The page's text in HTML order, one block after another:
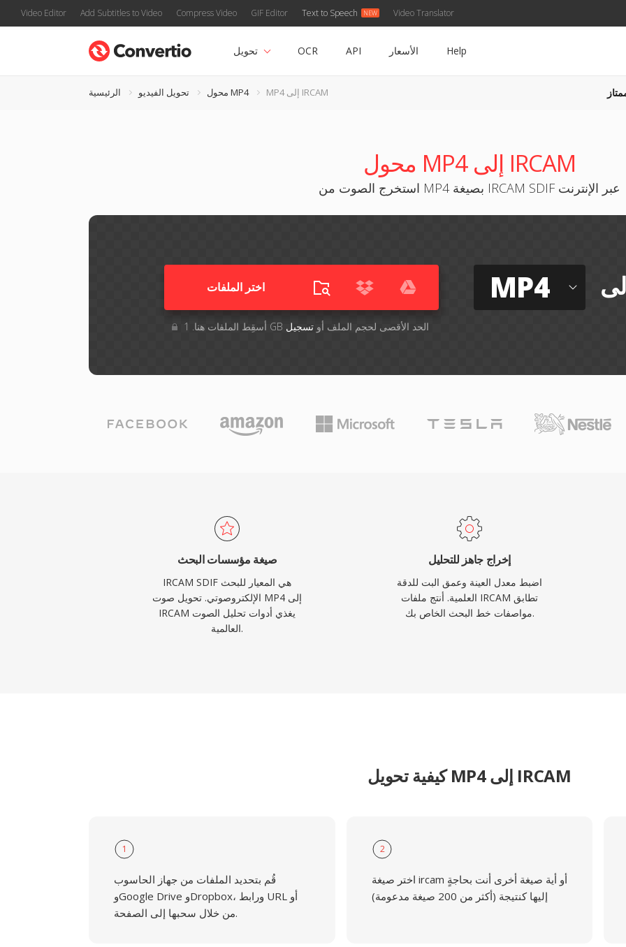
Video Editor Add Subtitles to Video Compress Video GIF Editor Text to Speech Video Translator
تحويل OCR API الأسعار Help
الرئيسية تحويل الفيديو محول MP4 MP4 إلى IRCAM
محول MP4 إلى IRCAM
استخرج الصوت من MP4 بصيغة IRCAM SDIF عبر الإنترنت
اختر الملفات
أسقِط الملفات هنا. 1 GB الحد الأقصى لحجم الملف أو تسجيل
MP4
صيغة مؤسسات البحث
IRCAM SDIF هي المعيار للبحث
الإلكتروصوتي. تحويل صوت MP4 إلى
IRCAM يغذي أدوات تحليل الصوت
العالمية.
إخراج جاهز للتحليل
اضبط معدل العينة وعمق البت للدقة
العلمية. أنتج ملفات IRCAM تطابق
مواصفات خط البحث الخاص بك.
كيفية تحويل MP4 إلى IRCAM
1
قُم بتحديد الملفات من جهاز الحاسوب
وGoogle Drive وDropbox، ورابط URL أو
من خلال سحبها إلى الصفحة.
2
اختر صيغة ircam أو أية صيغة أخرى أنت بحاجةٍ
إليها كنتيجة (أكثر من 200 صيغة مدعومة)